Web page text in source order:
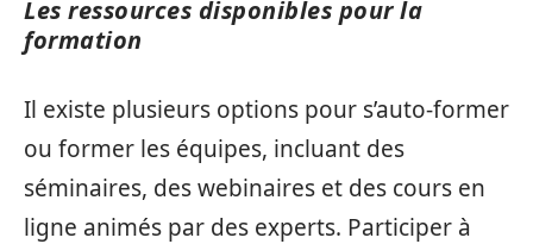
Les ressources disponibles pour la
formation
Il existe plusieurs options pour s’auto-former
ou former les équipes, incluant des
séminaires, des webinaires et des cours en
ligne animés par des experts. Participer à